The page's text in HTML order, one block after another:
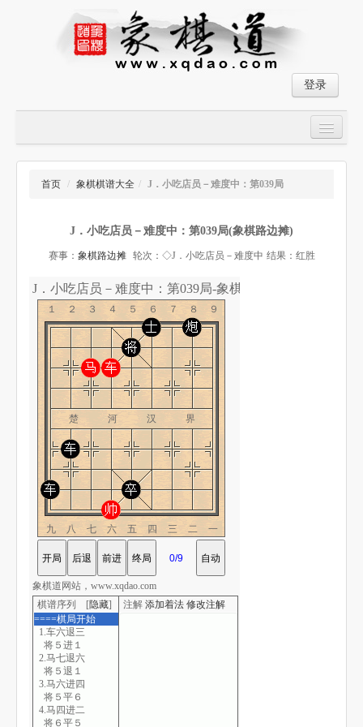
登录
大师对局
象棋小游戏
首页 / 象棋棋谱大全 / J．小吃店员－难度中：第039局
J．小吃店员－难度中：第039局(象棋路边摊)
赛事： 象棋路边摊 轮次：◇J．小吃店员－难度中 结果：红胜
J．小吃店员－难度中：第039局-象棋道
１２３４５６７８９
楚 河 汉 界
九八七六五四三二一
棋谱序列 [隐藏]
====棋局开始
1.车六退三
将５进１
2.马七退六
将５退１
3.马六进四
将５平６
4.马四进二
将６平５
注解 添加着法 修改注解
象棋道网站，www.xqdao.com